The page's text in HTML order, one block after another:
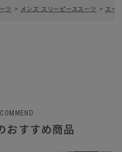
ツ > メンズ スリーピーススーツ > スー
おすすめ商品